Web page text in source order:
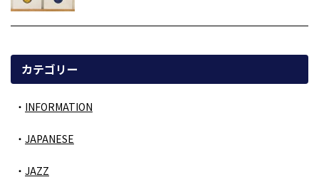
カテゴリー
INFORMATION
JAPANESE
JAZZ